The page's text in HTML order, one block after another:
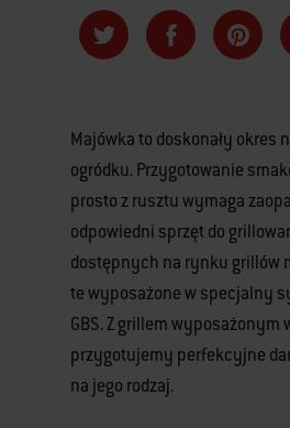
Majówka to doskonały okres
ogródku. Przygotowanie
prosto z rusztu wymaga
odpowiedni sprzęt do
dostępnych na rynku grillów
te wyposażone w specjalny
GBS. Z grillem wyposażonym
przygotujemy perfekcyjne
na jego rodzaj.